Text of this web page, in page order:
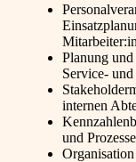
Planung
Service-
internen
und